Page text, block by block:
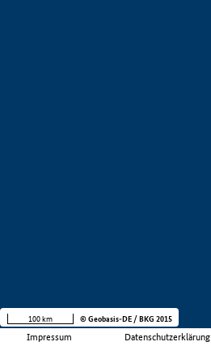
Impressum Datenschutzerklärung
100 km © Geobasis-DE / BKG 2015